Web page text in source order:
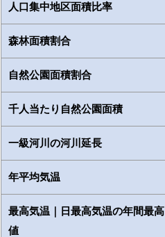
人口集中地区面積比率
森林面積割合
自然公園面積割合
千人当たり自然公園面積
一級河川の河川延長
年平均気温
最高気温｜日最高気温の年間最高
値